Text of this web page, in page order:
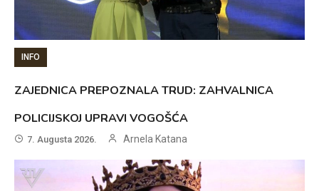
INFO
ZAJEDNICA PREPOZNALA TRUD: ZAHVALNICA
POLICIJSKOJ UPRAVI VOGOŠĆA
7. Augusta 2026. Arnela Katana